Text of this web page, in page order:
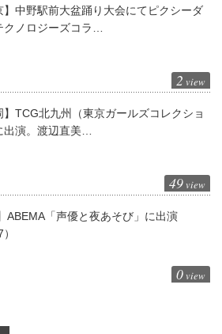
】中野駅前大盆踊り大会にてピクシーダ
クノロジーズコラ…
2 view
】TCG北九州（東京ガールズコレクショ
出演。渡辺直美…
49 view
ABEMA「声優と夜あそび」に出演
0 view